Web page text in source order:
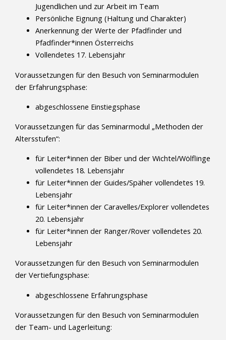
Jugendlichen und zur Arbeit im Team
Persönliche Eignung (Haltung und Charakter)
Anerkennung der Werte der Pfadfinder und
Pfadfinder*innen Österreichs
Vollendetes 17. Lebensjahr
Voraussetzungen für den Besuch von Seminarmodulen
der Erfahrungsphase:
abgeschlossene Einstiegsphase
Voraussetzungen für das Seminarmodul „Methoden der
Altersstufen“:
für Leiter*innen der Biber und der Wichtel/Wölflinge
vollendetes 18. Lebensjahr
für Leiter*innen der Guides/Späher vollendetes 19.
Lebensjahr
für Leiter*innen der Caravelles/Explorer vollendetes
20. Lebensjahr
für Leiter*innen der Ranger/Rover vollendetes 20.
Lebensjahr
Voraussetzungen für den Besuch von Seminarmodulen
der Vertiefungsphase:
abgeschlossene Erfahrungsphase
Voraussetzungen für den Besuch von Seminarmodulen
der Team- und Lagerleitung: